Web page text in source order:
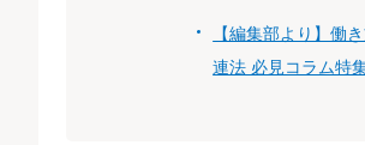
【編集部より】働
連法 必見コラム特